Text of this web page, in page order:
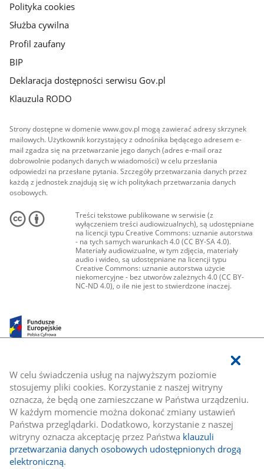
W celu świadczenia usług na najwyższym poziomie
stosujemy pliki cookies. Korzystanie z naszej witryny
oznacza, że będą one zamieszczane w Państwa urządzeniu.
W każdym momencie można dokonać zmiany ustawień
Państwa przeglądarki. Dodatkowo, korzystanie z naszej
witryny oznacza akceptację przez Państwa klauzuli
przetwarzania danych osobowych udostępnionych drogą
elektroniczną.
Polityka cookies
Służba cywilna
Profil zaufany
BIP
Deklaracja dostępności serwisu Gov.pl
Klauzula RODO
Strony dostępne w domenie www.gov.pl mogą zawierać adresy skrzynek
mailowych. Użytkownik korzystający z odnośnika będącego adresem e-
mail zgadza się na przetwarzanie jego danych (adres e-mail oraz
dobrowolnie podanych danych w wiadomości) w celu przesłania
odpowiedzi na przesłane pytania. Szczegóły przetwarzania danych przez
każdą z jednostek znajdują się w ich politykach przetwarzania danych
osobowych.
Treści tekstowe publikowane w serwisie (z
wyłączeniem treści audiowizualnych), są udostępniane
na licencji typu Creative Commons: uznanie autorstwa
- na tych samych warunkach 4.0 (CC BY-SA 4.0).
Materiały audiowizualne, w tym zdjęcia, materiały
audio i wideo, są udostępniane na licencji typu
Creative Commons: uznanie autorstwa użycie
niekomercyjne - bez utworów zależnych 4.0 (CC BY-
NC-ND 4.0), o ile nie jest to stwierdzone inaczej.